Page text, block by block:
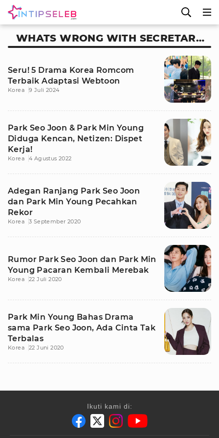
WHATS WRONG WITH SECRETARY
KIM
Seru! 5 Drama Korea Romcom
Terbaik Adaptasi Webtoon
Korea 9 Juli 2024
Park Seo Joon & Park Min Young
Diduga Kencan, Netizen: Dispet
Kerja!
Korea 4 Agustus 2022
Adegan Ranjang Park Seo Joon
dan Park Min Young Pecahkan
Rekor
Korea 3 September 2020
Rumor Park Seo Joon dan Park Min
Young Pacaran Kembali Merebak
Korea 22 Juli 2020
Park Min Young Bahas Drama
sama Park Seo Joon, Ada Cinta Tak
Terbalas
Korea 22 Juni 2020
Ikuti kami di: